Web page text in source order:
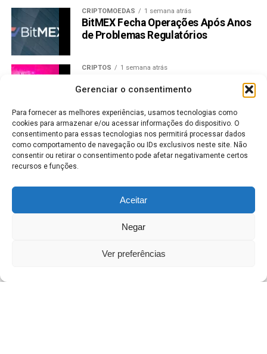
Gerenciar o consentimento
Para fornecer as melhores experiências, usamos tecnologias como
cookies para armazenar e/ou acessar informações do dispositivo. O
consentimento para essas tecnologias nos permitirá processar dados
como comportamento de navegação ou IDs exclusivos neste site. Não
consentir ou retirar o consentimento pode afetar negativamente certos
recursos e funções.
Aceitar
Negar
Ver preferências
CRIPTOMOEDAS 1 semana atrás
BitMEX Fecha Operações Após Anos
de Problemas Regulatórios
CRIPTOS 1 semana atrás
semana e mira resistência de US$
CRIPTOMOEDAS 7 dias atrás
Bitcoin a US$ 65 mil: halving se
aproxima e mercado já reage
dividendos; veja valores
Bradesco antecipa JCP de R$ 6,5 bi;
veja quem recebe